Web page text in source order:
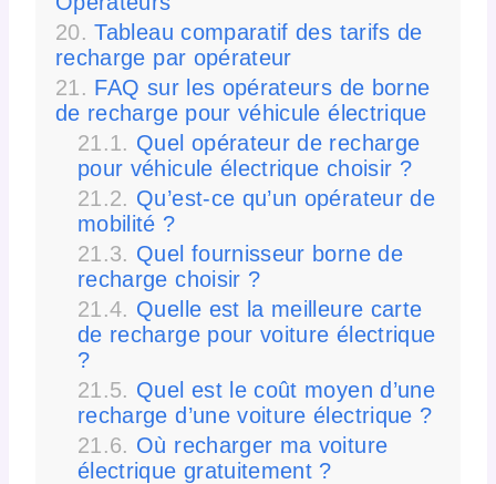
Tableau comparatif des tarifs de
recharge par opérateur
FAQ sur les opérateurs de borne
de recharge pour véhicule électrique
Quel opérateur de recharge
pour véhicule électrique choisir ?
Qu’est-ce qu’un opérateur de
mobilité ?
Quel fournisseur borne de
recharge choisir ?
Quelle est la meilleure carte
de recharge pour voiture électrique
?
Quel est le coût moyen d’une
recharge d’une voiture électrique ?
Où recharger ma voiture
électrique gratuitement ?